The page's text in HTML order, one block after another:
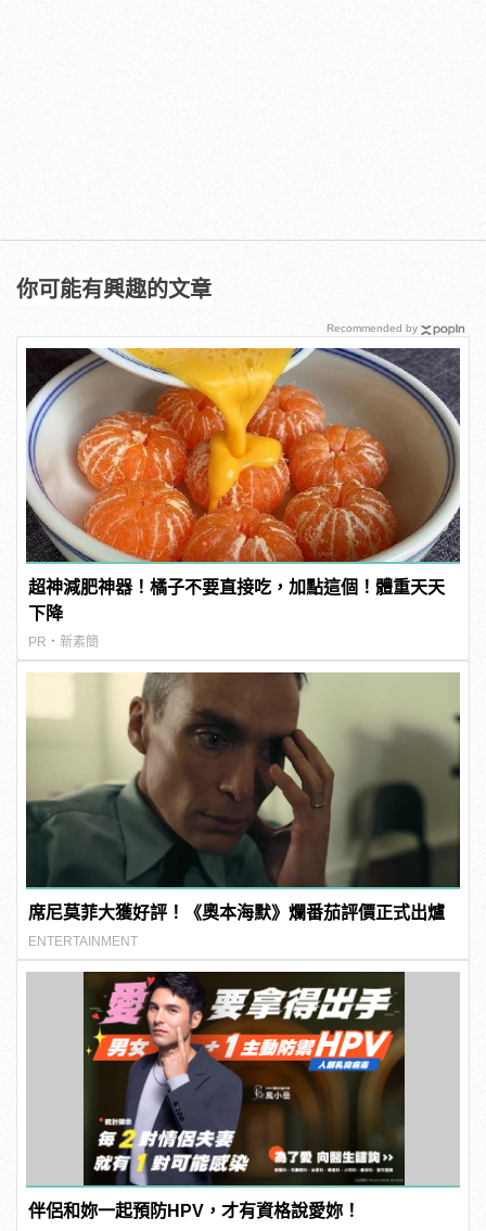
你可能有興趣的文章
超神減肥神器！橘子不要直接吃，加點這個！體重天天
下降
PR・新素簡
席尼莫菲大獲好評！《奧本海默》爛番茄評價正式出爐
ENTERTAINMENT
伴侶和妳一起預防HPV，才有資格說愛妳！
Recommended by